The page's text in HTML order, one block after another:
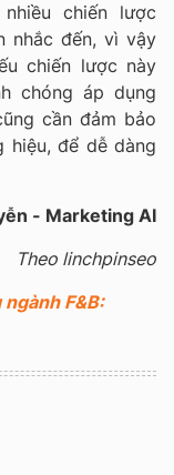
chiến lược
nhắc đến, vì vậy
chiến lược này
chóng áp dụng
cần đảm bảo
hiệu, để dễ dàng
- Marketing AI
Theo linchpinseo
F&B: